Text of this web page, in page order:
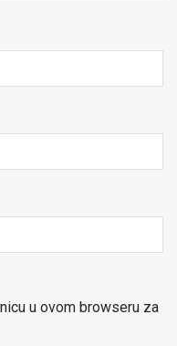
u ovom browseru za